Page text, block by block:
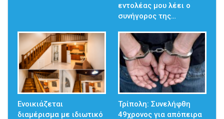
εντολέας μου λέει ο
συνήγορος της…
Ενοικιάζεται
διαμέρισμα με ιδιωτικό
Τρίπολη: Συνελήφθη
49χρονος για απόπειρα